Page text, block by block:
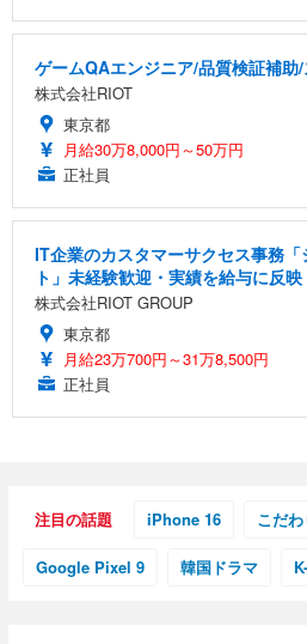
ゲームQAエンジニア/品質検証補助
株式会社RIOT
東京都
月給30万8,000円～50万円
正社員
IT企業のカスタマーサクセス事務
ト」未経験歓迎・実績を給与に反映
株式会社RIOT GROUP
東京都
月給23万700円～31万8,500円
正社員
注目の話題 iPhone 16 こだ
Google Pixel 9 韓国ドラマ